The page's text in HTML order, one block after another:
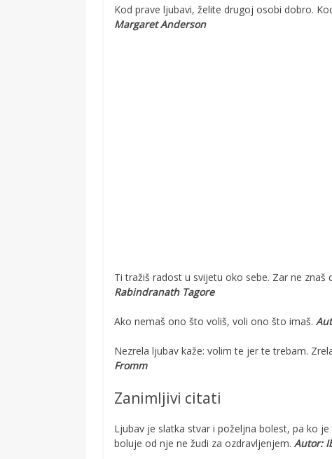
Kod prave ljubavi, želite drugoj osobi dobro.
Margaret Anderson
Ti tražiš radost u svijetu oko sebe. Zar ne
Rabindranath Tagore
Ako nemaš ono što voliš, voli ono što imaš.
Nezrela ljubav kaže: volim te jer te trebam.
Fromm
Zanimljivi citati
Ljubav je slatka stvar i poželjna bolest, pa ko
boluje od nje ne žudi za ozdravljenjem.Autor: